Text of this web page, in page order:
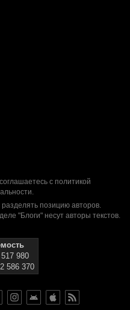
с политикой
.
позицию авторов.
"Блоги" несут авторы текстов.
517 980
586 370